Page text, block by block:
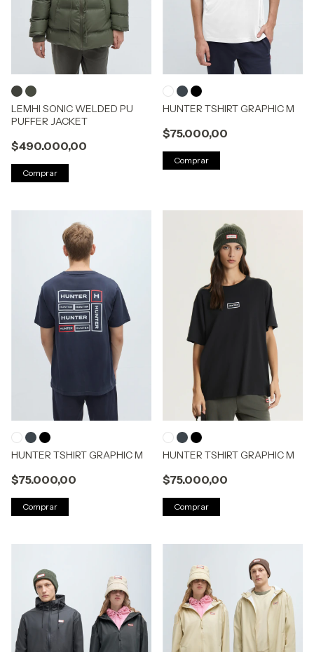
LEMHI SONIC WELDED PU
PUFFER JACKET
$490.000,00
Comprar
HUNTER TSHIRT GRAPHIC M
$75.000,00
Comprar
HUNTER TSHIRT GRAPHIC M
$75.000,00
Comprar
HUNTER TSHIRT GRAPHIC M
$75.000,00
Comprar